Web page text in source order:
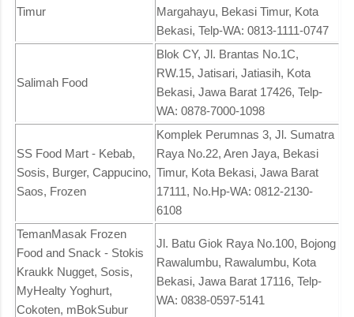
Timur
Margahayu, Bekasi Timur, Kota
Bekasi, Telp-WA: 0813-1111-0747
Salimah Food
Blok CY, Jl. Brantas No.1C,
RW.15, Jatisari, Jatiasih, Kota
Bekasi, Jawa Barat 17426, Telp-
WA: 0878-7000-1098
SS Food Mart - Kebab,
Sosis, Burger, Cappucino,
Saos, Frozen
Komplek Perumnas 3, Jl. Sumatra
Raya No.22, Aren Jaya, Bekasi
Timur, Kota Bekasi, Jawa Barat
17111, No.Hp-WA: 0812-2130-
6108
TemanMasak Frozen
Food and Snack - Stokis
Kraukk Nugget, Sosis,
MyHealty Yoghurt,
Cokoten, mBokSubur
Jl. Batu Giok Raya No.100, Bojong
Rawalumbu, Rawalumbu, Kota
Bekasi, Jawa Barat 17116, Telp-
WA: 0838-0597-5141